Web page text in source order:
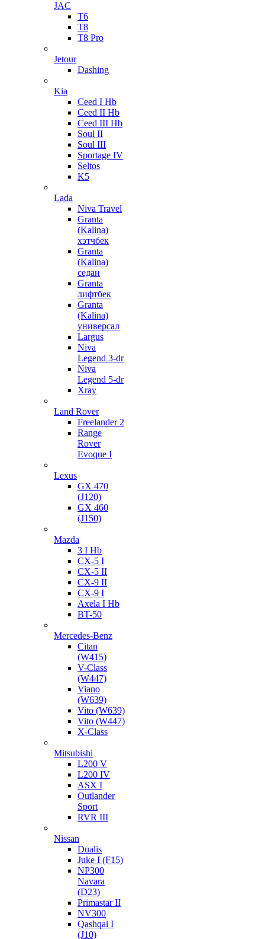
JAC
T6
T8
T8 Pro
Jetour
Dashing
Kia
Ceed I Hb
Ceed II Hb
Ceed III Hb
Soul II
Soul III
Sportage IV
Seltos
K5
Lada
Niva Travel
Granta
(Kalina)
хэтчбек
Granta
(Kalina)
седан
Granta
лифтбек
Granta
(Kalina)
универсал
Largus
Niva
Legend 3-dr
Niva
Legend 5-dr
Xray
Land Rover
Freelander 2
Range
Rover
Evoque I
Lexus
GX 470
(J120)
GX 460
(J150)
Mazda
3 I Hb
CX-5 I
CX-5 II
CX-9 II
CX-9 I
Axela I Hb
BT-50
Mercedes-Benz
Citan
(W415)
V-Class
(W447)
Viano
(W639)
Vito (W639)
Vito (W447)
X-Class
Mitsubishi
L200 V
L200 IV
ASX I
Outlander
Sport
RVR III
Nissan
Dualis
Juke I (F15)
NP300
Navara
(D23)
Primastar II
NV300
Qashqai I
(J10)